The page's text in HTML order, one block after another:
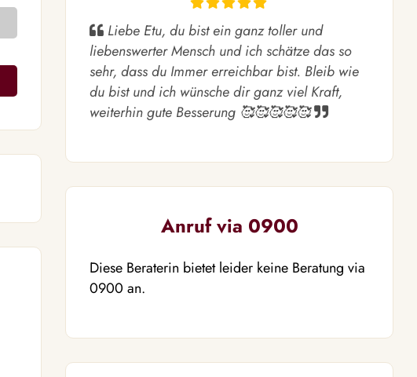
Liebe Etu, du bist ein ganz toller und
liebenswerter Mensch und ich schätze das so
sehr, dass du Immer erreichbar bist. Bleib wie
du bist und ich wünsche dir ganz viel Kraft,
weiterhin gute Besserung 🥰🥰🥰🥰🥰
Anruf via 0900
Diese Beraterin bietet leider keine Beratung via
0900 an.